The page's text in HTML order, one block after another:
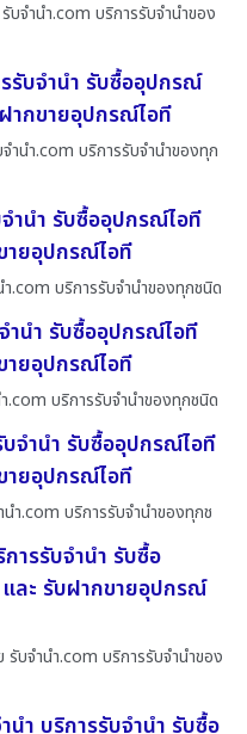
บจํานํา.com บริการรับจำนำของ
รับจำนำ รับซื้ออุปกรณ์
ากขายอุปกรณ์ไอที
านํา.com บริการรับจำนำของทุก
ำนำ รับซื้ออุปกรณ์ไอที
ายอุปกรณ์ไอที
.com บริการรับจำนำของทุกชนิด
ำนำ รับซื้ออุปกรณ์ไอที
ายอุปกรณ์ไอที
.com บริการรับจำนำของทุกชนิด
บจำนำ รับซื้ออุปกรณ์ไอที
ายอุปกรณ์ไอที
นํา.com บริการรับจำนำของทุกช
ารรับจำนำ รับซื้อ
ละ รับฝากขายอุปกรณ์
บจํานํา.com บริการรับจำนำของ
ำ บริการรับจำนำ รับซื้อ